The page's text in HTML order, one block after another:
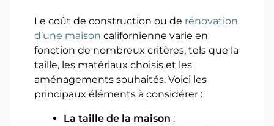
Le coût de construction ou de rénovation
d’une maison californienne varie en
fonction de nombreux critères, tels que la
taille, les matériaux choisis et les
aménagements souhaités. Voici les
principaux éléments à considérer :
La taille de la maison :